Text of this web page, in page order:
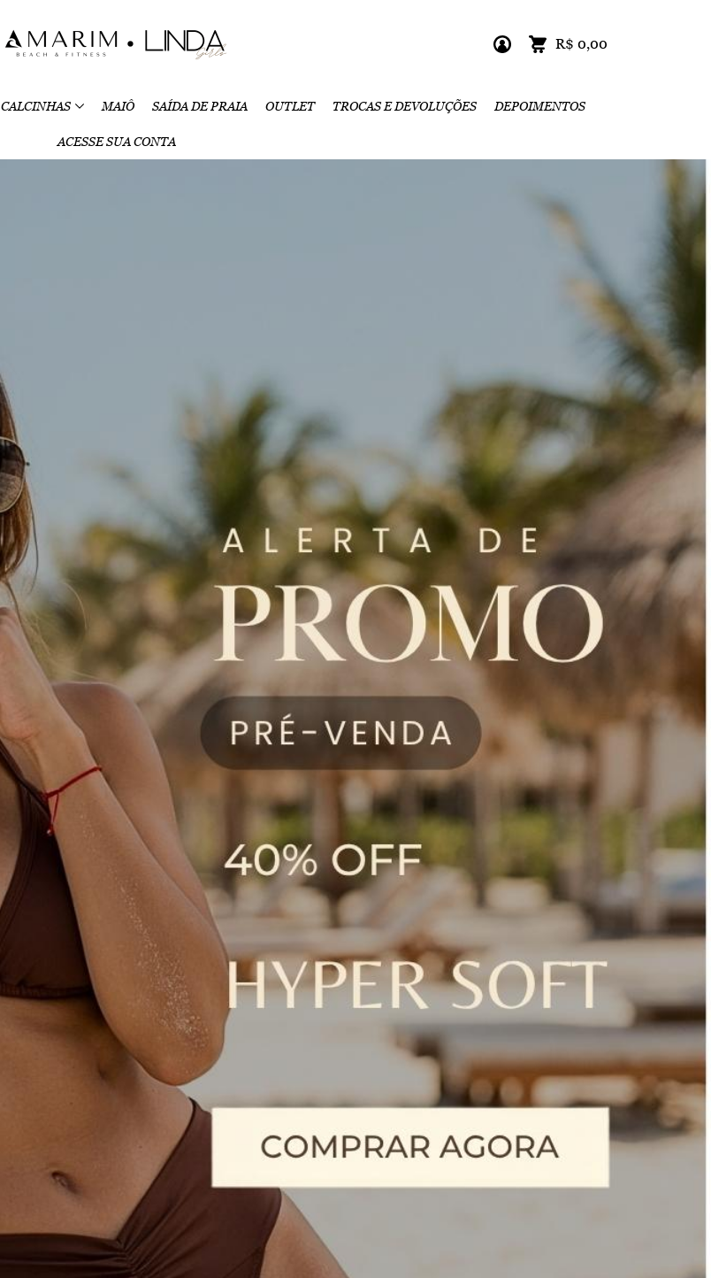
R$ 0,00
CALCINHAS MAIÔ SAÍDA DE PRAIA OUTLET TROCAS E DEVOLUÇÕES DEPOIMENTOS
ACESSE SUA CONTA